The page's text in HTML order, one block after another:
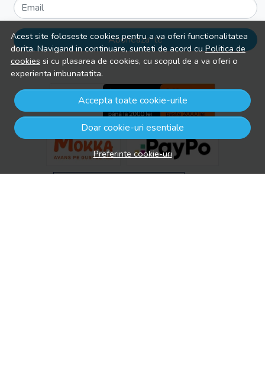
Acest site foloseste cookies pentru a va oferi functionalitatea
dorita. Navigand in continuare, sunteti de acord cuPolitica de
cookies si cu plasarea de cookies, cu scopul de a va oferi o
experienta imbunatatita.
Accepta toate cookie-urile
Doar cookie-uri esentiale
Preferinte cookie-uri
Email
Aboneaza-te